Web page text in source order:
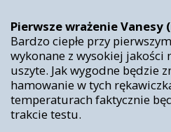
Pierwsze wrażenie Vanesy
Bardzo ciepłe przy
wykonane z wysokiej jakości
uszyte. Jak wygodne będzie
hamowanie w tych
temperaturach faktycznie
trakcie testu.